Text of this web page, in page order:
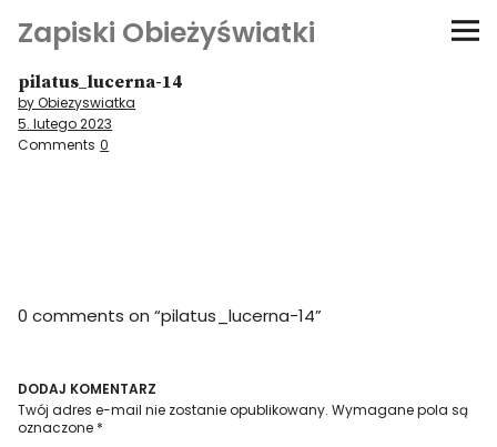
Zapiski Obieżyświatki
Podróże
Kultura i sztuka
Niezwyczajne ściany
Dom na kółkach
pilatus_lucerna-14
by Obiezyswiatka
5. lutego 2023
Comments 0
0 comments on “pilatus_lucerna-14”
DODAJ KOMENTARZ
Twój adres e-mail nie zostanie opublikowany. Wymagane pola są
oznaczone *